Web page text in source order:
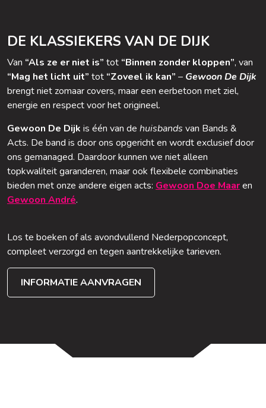
DE KLASSIEKERS VAN DE DIJK
Van “Als ze er niet is” tot “Binnen zonder kloppen”, van
“Mag het licht uit” tot “Zoveel ik kan” – Gewoon De Dijk
brengt niet zomaar covers, maar een eerbetoon met ziel,
energie en respect voor het origineel.
Gewoon De Dijk is één van de huisbands van Bands &
Acts. De band is door ons opgericht en wordt exclusief door
ons gemanaged. Daardoor kunnen we niet alleen
topkwaliteit garanderen, maar ook flexibele combinaties
bieden met onze andere eigen acts: Gewoon Doe Maaren
Gewoon André.
Los te boeken of als avondvullend Nederpopconcept,
compleet verzorgd en tegen aantrekkelijke tarieven.
INFORMATIE AANVRAGEN